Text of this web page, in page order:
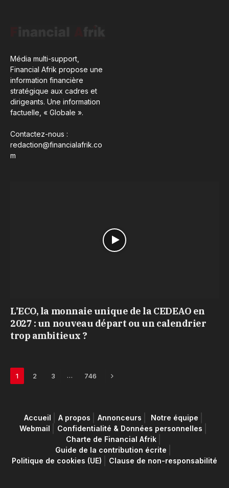
Média multi-support,
Financial Afrik propose une
information financière
stratégique aux cadres et
dirigeants. Une information
factuelle, « Globale ».
Contactez-nous :
redaction@financialafrik.co
m
L’ECO, la monnaie unique de la CEDEAO en
2027 : un nouveau départ ou un calendrier
trop ambitieux ?
1 2 3 … 746 Next
Accueil A propos Annonceurs
Notre équipe
Webmail
Confidentialité & Données personnelles
Charte de Financial Afrik
Guide de la contribution écrite
Politique de cookies (UE)
Clause de non-responsabilité